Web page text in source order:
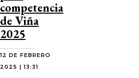
competencia
de Viña
2025
12 DE FEBRERO
2025 | 13:31